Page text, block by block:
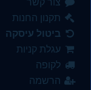
תקנון החנות
ביטול עיסקה
עגלת קניות
לקופה
הרשמה
כף גדולה
10.00 ₪
כלי לרטבים